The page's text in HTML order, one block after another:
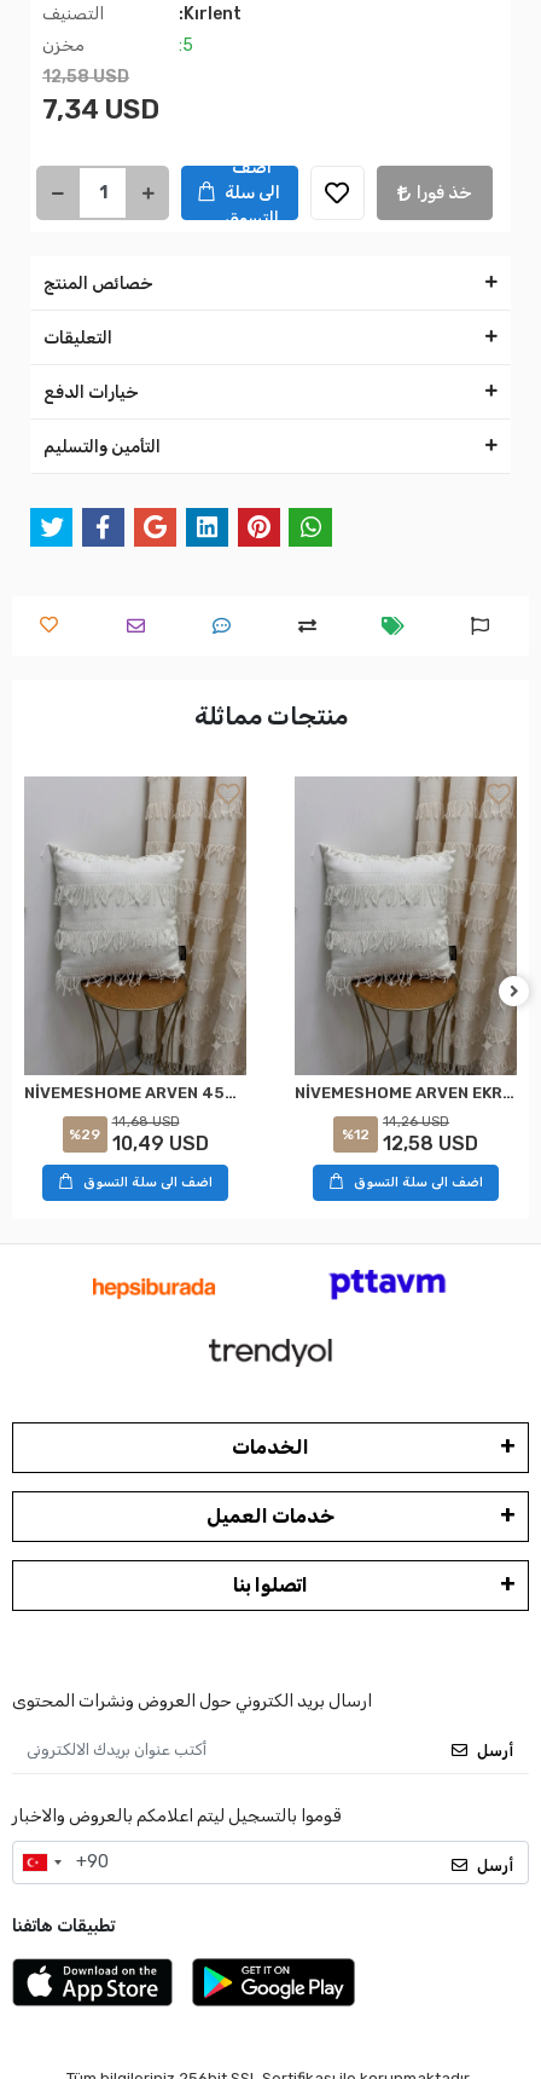
التصنيف
:Kırlent
مخزن
:5
12,58 USD
7,34 USD
اضف
الى سلة
التسوق
خذ فورا
خصائص المنتج
التعليقات
خيارات الدفع
التأمين والتسليم
منتجات مماثلة
NİVEMESHOME ARVEN 45X45 EKRU KIRLENT KILIFI
%29
14,68 USD
10,49 USD
اضف الى سلة التسوق
NİVEMESHOME ARVEN EKRU 45X45 DOLGULU KIRLENT KILIFI
%12
14,26 USD
12,58 USD
اضف الى سلة التسوق
الخدمات
خدمات العميل
اتصلوا بنا
ارسال بريد الكتروني حول العروض ونشرات المحتوى
أرسل
قوموا بالتسجيل ليتم اعلامكم بالعروض والاخبار
أرسل
تطبيقات هاتفنا